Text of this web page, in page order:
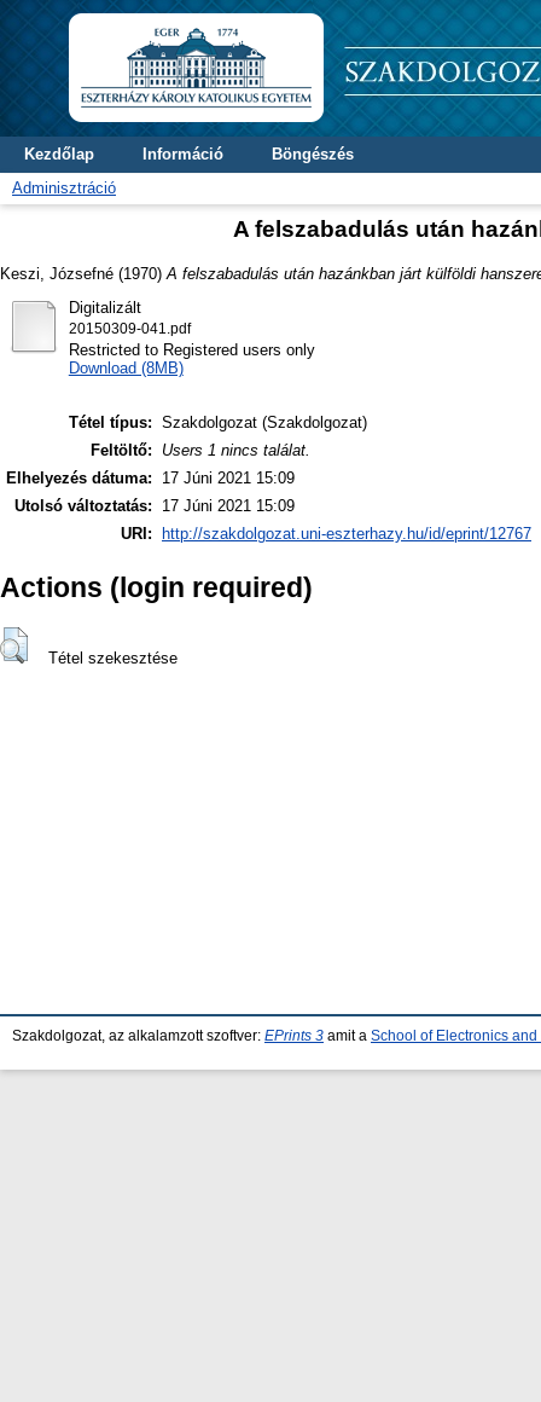
Kezdőlap Információ
Böngészés
Adminisztráció
A felszabadulás után
Keszi, Józsefné (1970) A felszabadulás után hazánkban járt külföldi
Digitalizált
20150309-041.pdf
Restricted to Registered users only
Download (8MB)
Tétel típus: Szakdolgozat (Szakdolgozat)
Feltöltő:
Users 1 nincs találat.
Elhelyezés dátuma:
17 Júni 2021 15:09
Utolsó változtatás:
17 Júni 2021 15:09
URI:
http://szakdolgozat.uni-eszterhazy.hu/id/eprint/12767
Actions (login required)
Tétel szekesztése
Szakdolgozat, az alkalamzott szoftver: EPrints 3 amit a School of Electronics